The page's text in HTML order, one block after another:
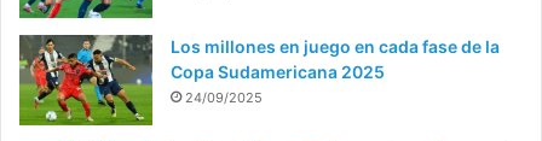
Los millones en juego en cada fase de la
Copa Sudamericana 2025
24/09/2025